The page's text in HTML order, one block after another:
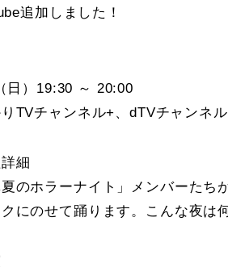
追加しました！
日）19:30 ～ 20:00
TVチャンネル+、dTVチャンネ
細
夏のホラーナイト」メンバーた
クにのせて踊ります。こんな夜は